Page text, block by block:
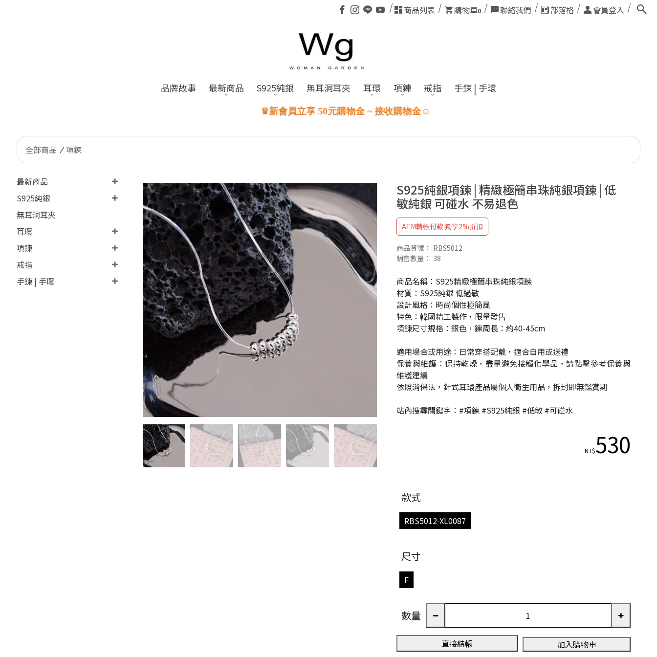
商品列表 購物車0 聯絡我們 部落格 會員登入
品牌故事 最新商品 S925純銀 無耳洞耳夾 耳環 項鍊 戒指 手鍊 | 手環
♛新會員立享 50元購物金 ~ 接收購物金☺
全部商品 項鍊
最新商品
S925純銀
無耳洞耳夾
耳環
項鍊
戒指
手鍊 | 手環
S925純銀項鍊 | 精緻極簡串珠純銀項鍊 | 低
敏純銀 可碰水 不易退色
ATM轉帳付款 獨享2%折扣
商品貨號： RBS5012
銷售數量： 38
商品名稱：S925精緻極簡串珠純銀項鍊
材質：S925純銀 低過敏
設計風格：時尚個性極簡風
特色：韓國精工製作，限量發售
項鍊尺寸規格：銀色，鍊周長：約40-45cm
適用場合或用途：日常穿搭配戴，適合自用或送禮
保養與維護：保持乾燥，盡量避免接觸化學品，請點擊參考保養與
維護建議
依照消保法，針式耳環產品屬個人衛生用品，拆封即無鑑賞期
站內搜尋關鍵字：#項鍊 #S925純銀 #低敏 #可碰水
NT$530
款式
RBS5012-XL0087
尺寸
F
數量
直接結帳 加入購物車